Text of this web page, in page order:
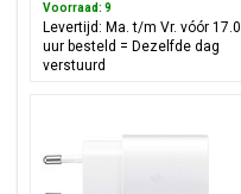
Voorraad: 9
Levertijd: Ma. t/m Vr. vóór
uur besteld = Dezelfde dag
verstuurd